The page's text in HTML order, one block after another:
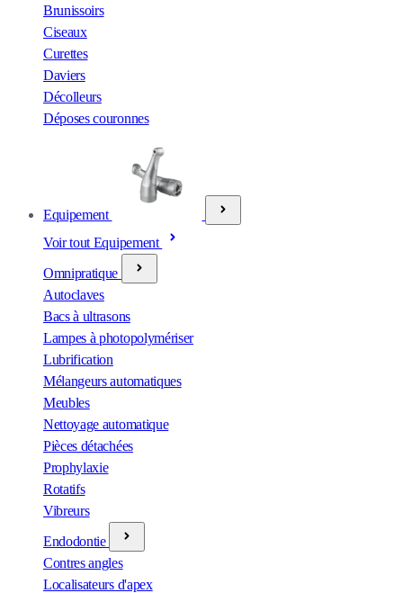
Brunissoirs
Ciseaux
Curettes
Daviers
Décolleurs
Déposes couronnes
Equipement
Voir tout Equipement
Omnipratique
Autoclaves
Bacs à ultrasons
Lampes à photopolymériser
Lubrification
Mélangeurs automatiques
Meubles
Nettoyage automatique
Pièces détachées
Prophylaxie
Rotatifs
Vibreurs
Endodontie
Contres angles
Localisateurs d'apex